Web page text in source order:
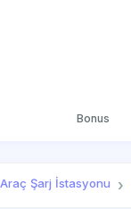
Bonus
Şarj İstasyonu